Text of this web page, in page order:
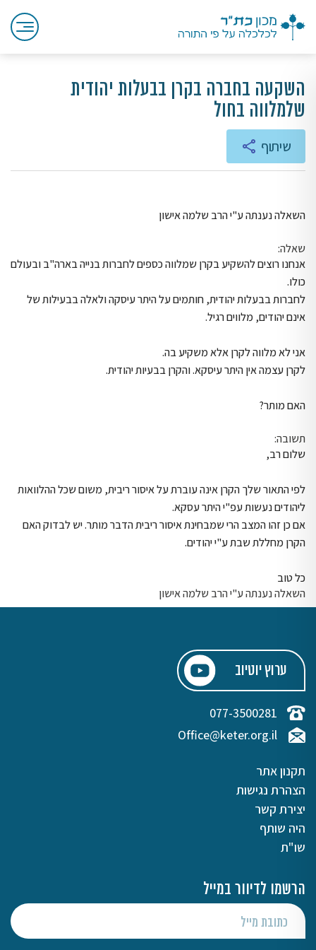
השקעה בחברה בקרן בבעלות יהודית
שלמלווה בחול
שיתוף
השאלה נענתה ע"י הרב שלמה אישון
שאלה:
אנחנו רוצים להשקיע בקרן שמלווה כספים לחברות בנייה בארה"ב ובעולם
כולו.
לחברות בבעלות יהודית, חותמים על היתר עיסקה ולאלה בבעילות של
אינם יהודים, מלווים רגיל.
אני לא מלווה לקרן אלא משקיע בה.
לקרן עצמה אין היתר עיסקא. והקרן בבעיות יהודית.
האם מותר?
תשובה:
שלום רב,
לפי התאור שלך הקרן אינה עוברת על איסור ריבית, משום שכל ההלוואות
ליהודים נעשות עפ"י היתר עסקא.
אם כן זהו המצב הרי שמבחינת איסור ריבית הדבר מותר. יש לבדוק האם
הקרן מחללת שבת ע"י יהודים.
כל טוב
השאלה נענתה ע"י הרב שלמה אישון
ערוץ יוטיוב
077-3500281
Office@keter.org.il
תקנון אתר
הצהרת נגישות
יצירת קשר
היה שותף
שו"ת
הרשמו לדיוור במייל